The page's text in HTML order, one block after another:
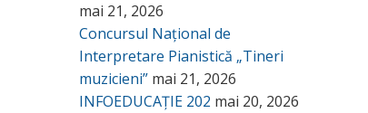
mai 21, 2026
Concursul Național de
Interpretare Pianistică „Tineri
muzicieni” mai 21, 2026
INFOEDUCAȚIE 202 mai 20, 2026